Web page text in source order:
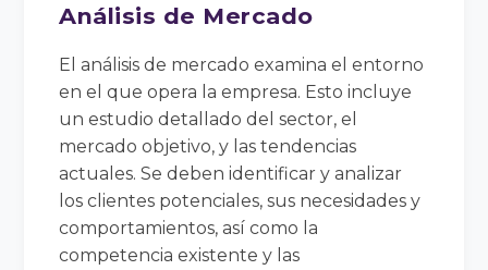
Análisis de Mercado
El análisis de mercado examina el entorno
en el que opera la empresa. Esto incluye
un estudio detallado del sector, el
mercado objetivo, y las tendencias
actuales. Se deben identificar y analizar
los clientes potenciales, sus necesidades y
comportamientos, así como la
competencia existente y las